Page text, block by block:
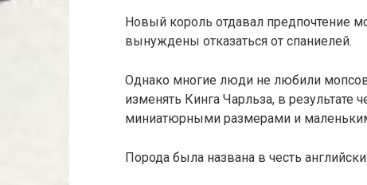
Новый король отдавал предпочтение
вынуждены отказаться от спаниелей.
Однако многие люди не любили
изменять Кинга Чарльза, в результате
миниатюрными размерами и
Порода была названа в честь